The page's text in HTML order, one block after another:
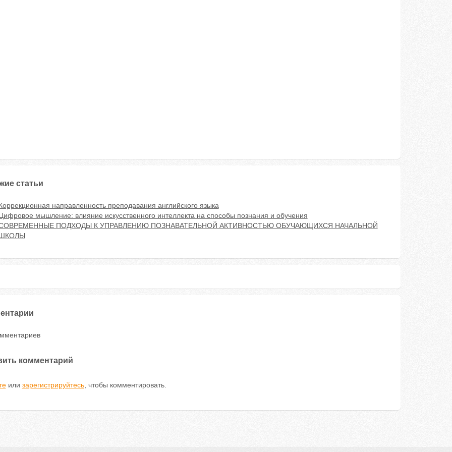
статьи
направленность преподавания английского языка
мышление: влияние искусственного интеллекта на способы познания и обучения
ПОДХОДЫ К УПРАВЛЕНИЮ ПОЗНАВАТЕЛЬНОЙ АКТИВНОСТЬЮ ОБУЧАЮЩИХСЯ НАЧАЛЬНОЙ
комментарий
или зарегистрируйтесь, чтобы комментировать.